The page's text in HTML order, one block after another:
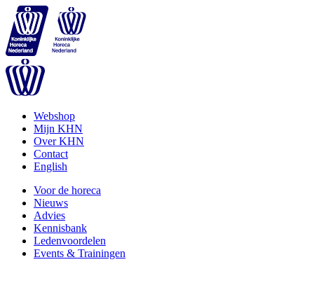
Webshop
Mijn KHN
Over KHN
Contact
English
Voor de horeca
Nieuws
Advies
Kennisbank
Ledenvoordelen
Events & Trainingen